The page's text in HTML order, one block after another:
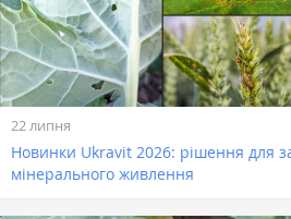
22 липня
Новинки Ukravit 2026: рішення для
мінерального живлення